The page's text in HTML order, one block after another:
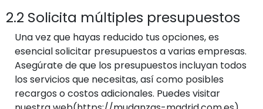
2.2 Solicita múltiples presupuestos
Una vez que hayas reducido tus opciones, es
esencial solicitar presupuestos a varias empresas.
Asegúrate de que los presupuestos incluyan todos
los servicios que necesitas, así como posibles
recargos o costos adicionales. Puedes visitar